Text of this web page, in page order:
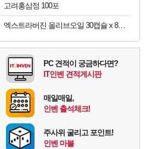
고려홍삼정 100포
엑스트라버진 올리브오일 30캡슐 x 8박스
PC 견적이 궁금하다면?
IT인벤 견적게시판
매일매일,
인벤 출석체크!
주사위 굴리고 포인트!
인벤 마블